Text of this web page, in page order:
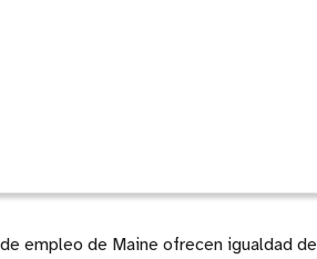
empleo de Maine ofrecen igualdad